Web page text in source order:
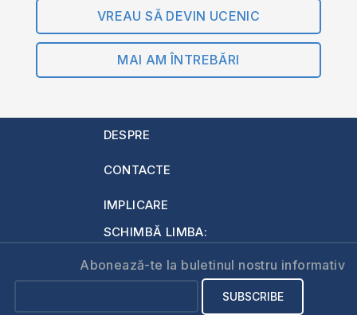
VREAU SĂ DEVIN UCENIC
MAI AM ÎNTREBĂRI
DESPRE
CONTACTE
IMPLICARE
SCHIMBĂ LIMBA:
Abonează-te la buletinul nostru informativ